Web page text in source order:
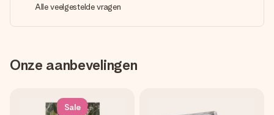
Alle veelgestelde vragen
Onze aanbevelingen
Sale